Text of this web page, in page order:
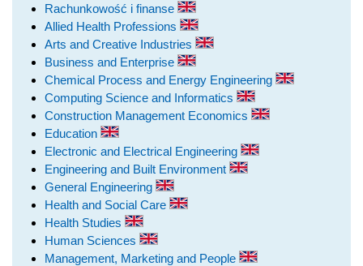
Rachunkowość i finanse
Allied Health Professions
Arts and Creative Industries
Business and Enterprise
Chemical Process and Energy Engineering
Computing Science and Informatics
Construction Management Economics
Education
Electronic and Electrical Engineering
Engineering and Built Environment
General Engineering
Health and Social Care
Health Studies
Human Sciences
Management, Marketing and People